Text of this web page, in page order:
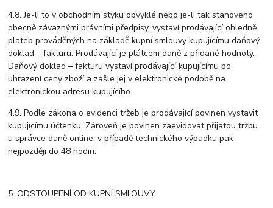
4.8. Je-li to v obchodním styku obvyklé nebo je-li tak stanoveno
obecně závaznými právními předpisy, vystaví prodávající ohledně
plateb prováděných na základě kupní smlouvy kupujícímu daňový
doklad – fakturu. Prodávající je plátcem daně z přidané hodnoty.
Daňový doklad – fakturu vystaví prodávající kupujícímu po
uhrazení ceny zboží a zašle jej v elektronické podobě na
elektronickou adresu kupujícího.
4.9. Podle zákona o evidenci tržeb je prodávající povinen vystavit
kupujícímu účtenku. Zároveň je povinen zaevidovat přijatou tržbu
u správce daně online; v případě technického výpadku pak
nejpozději do 48 hodin.
5. ODSTOUPENÍ OD KUPNÍ SMLOUVY